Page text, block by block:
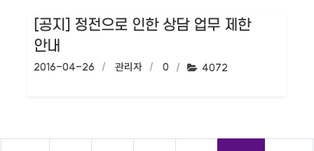
[공지] 정전으로 인한 상담 업무 제한
안내
작성일:
2016-04-26 작성자:
관리자 댓글수:
0 조회수:
4072